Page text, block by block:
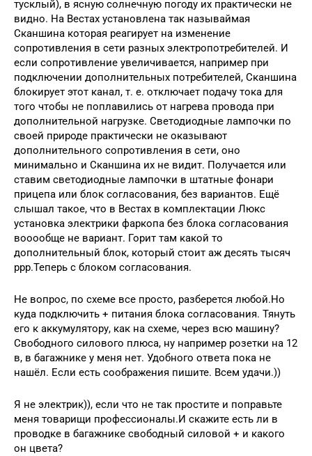
тусклый), в ясную солнечную погоду их практически не
видно. На Вестах установлена так называймая
Сканшина которая реагирует на изменение
сопротивления в сети разных электропотребителей. И
если сопротивление увеличивается, например при
подключении дополнительных потребителей, Сканшина
блокирует этот канал, т. е. отключает подачу тока для
того чтобы не поплавились от нагрева провода при
дополнительной нагрузке. Светодиодные лампочки по
своей природе практически не оказывают
дополнительного сопротивления в сети, оно
минимально и Сканшина их не видит. Получается или
ставим светодиодные лампочки в штатные фонари
прицепа или блок согласования, без вариантов. Ещё
слышал такое, что в Вестах в комплектации Люкс
установка электрики фаркопа без блока согласования
вооообще не вариант. Горит там какой то
дополнительный блок, который стоит аж десять тысяч
ррр.Теперь с блоком согласования.
Не вопрос, по схеме все просто, разберется любой.Но
куда подключить + питания блока согласования. Тянуть
его к аккумулятору, как на схеме, через всю машину?
Свободного силового плюса, ну например розетки на 12
в, в багажнике у меня нет. Удобного ответа пока не
нашёл. Если есть соображения пишите. Всем удачи.))
Я не электрик)), если что не так простите и поправьте
меня товарищи профессионалы.И скажите есть ли в
проводке в багажнике свободный силовой + и какого
он цвета?